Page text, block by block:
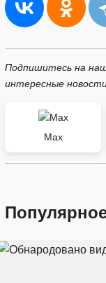
Подпишитесь на
интересные
Max